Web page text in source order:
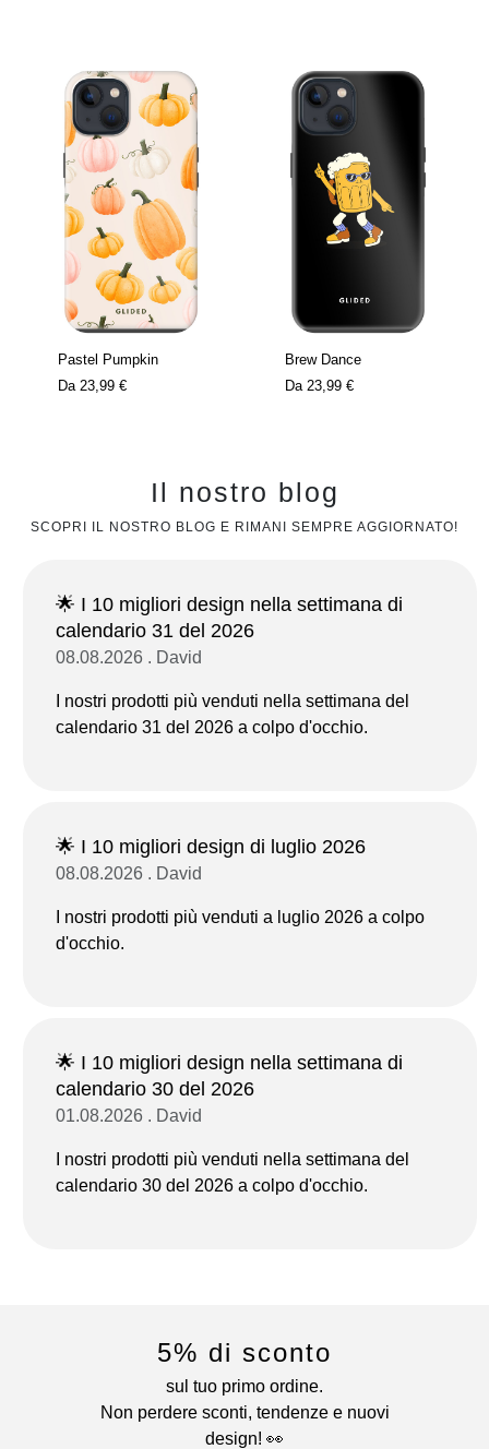
Pastel Pumpkin
Da 23,99 €
Brew Dance
Da 23,99 €
Il nostro blog
SCOPRI IL NOSTRO BLOG E RIMANI SEMPRE AGGIORNATO!
🌟 I 10 migliori design nella settimana di
calendario 31 del 2026
08.08.2026 . David
I nostri prodotti più venduti nella settimana del
calendario 31 del 2026 a colpo d'occhio.
🌟 I 10 migliori design di luglio 2026
08.08.2026 . David
I nostri prodotti più venduti a luglio 2026 a colpo
d'occhio.
🌟 I 10 migliori design nella settimana di
calendario 30 del 2026
01.08.2026 . David
I nostri prodotti più venduti nella settimana del
calendario 30 del 2026 a colpo d'occhio.
5% di sconto
sul tuo primo ordine.
Non perdere sconti, tendenze e nuovi
design! 👀